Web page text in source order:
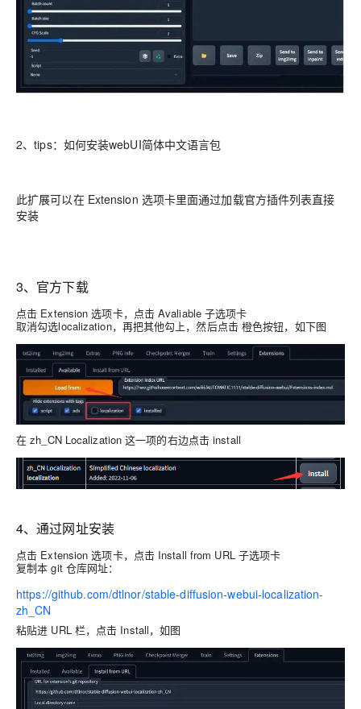
2、tips：如何安装webUI简体中文语言包
此扩展可以在 Extension 选项卡里面通过加载官方插件列表直接
安装
3、官方下载
点击 Extension 选项卡，点击 Avaliable 子选项卡
取消勾选localization，再把其他勾上，然后点击 橙色按钮，如下图
在 zh_CN Localization 这一项的右边点击 install
4、通过网址安装
点击 Extension 选项卡，点击 Install from URL 子选项卡
复制本 git 仓库网址：
https://github.com/dtlnor/stable-diffusion-webui-localization-
zh_CN
粘贴进 URL 栏，点击 Install，如图